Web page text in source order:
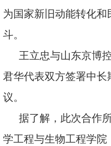
为国家新旧动能转化
斗。
王立忠与山东京博
君华代表双方签署中
议。
据了解，此次合作
学工程与生物工程学